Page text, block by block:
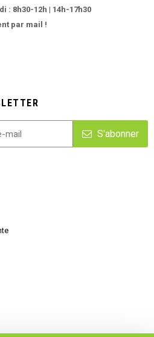
: 8h30-12h | 14h-17h30
par mail !
S'abonner